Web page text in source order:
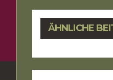
ÄHNLICHE